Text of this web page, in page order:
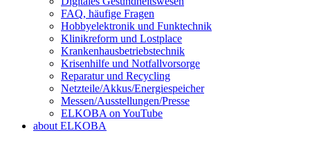
FAQ, häufige Fragen
Hobbyelektronik und Funktechnik
Klinikreform und Lostplace
Krankenhausbetriebstechnik
Krisenhilfe und Notfallvorsorge
Reparatur und Recycling
Netzteile/Akkus/Energiespeicher
Messen/Ausstellungen/Presse
ELKOBA on YouTube
about ELKOBA